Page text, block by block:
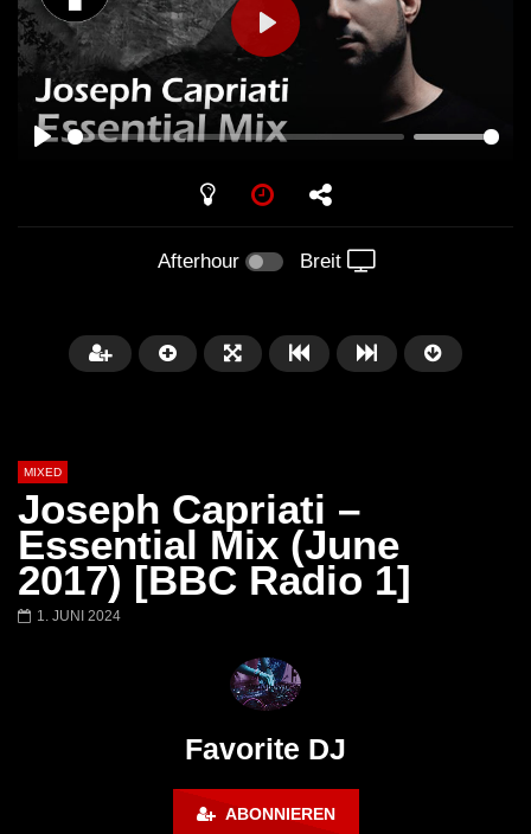
PLAY
Afterhour Breit
Später
MIXED
Joseph Capriati –
Essential Mix (June
2017) [BBC Radio 1]
1. JUNI 2024
Favorite DJ
ABONNIEREN